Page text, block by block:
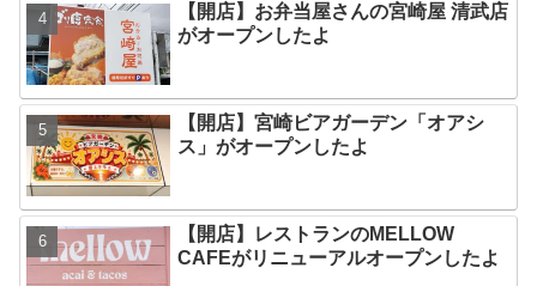
【開店】お弁当屋さんの宮崎屋 清武店
がオープンしたよ
【開店】宮崎ビアガーデン「オアシ
ス」がオープンしたよ
【開店】レストランのMELLOW
CAFEがリニューアルオープンしたよ